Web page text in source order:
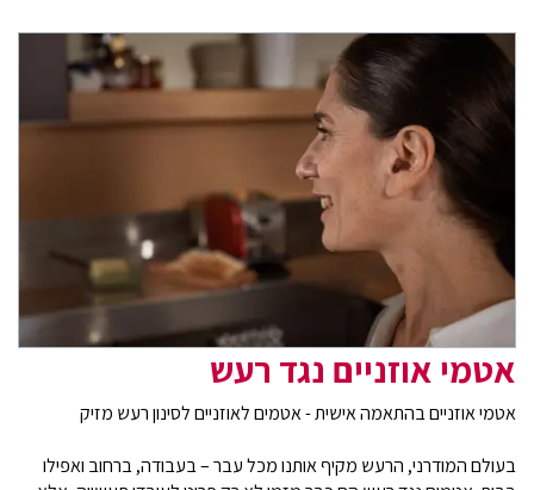
אטמי אוזניים נגד רעש
אטמי אוזניים בהתאמה אישית - אטמים לאוזניים לסינון רעש מזיק
בעולם המודרני, הרעש מקיף אותנו מכל עבר – בעבודה, ברחוב ואפילו